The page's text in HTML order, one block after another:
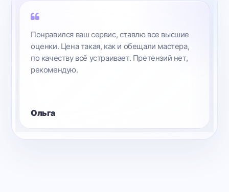
Понравился ваш сервис, ставлю все высшие
оценки. Цена такая, как и обещали мастера,
по качеству всё устраивает. Претензий нет,
рекомендую.
Ольга